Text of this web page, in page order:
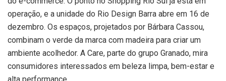
operação, e a unidade do Rio Design Barra abre em 16 de
dezembro. Os espaços, projetados por Bárbara Cassou,
combinam o verde da marca com madeira para criar um
ambiente acolhedor. A Care, parte do grupo Granado, mira
consumidores interessados em beleza limpa, bem-estar e